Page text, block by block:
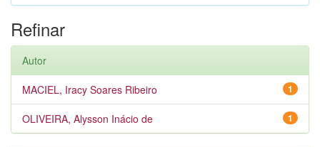
Refinar
Autor
1
MACIEL, Iracy Soares Ribeiro
1
OLIVEIRA, Alysson Inácio de